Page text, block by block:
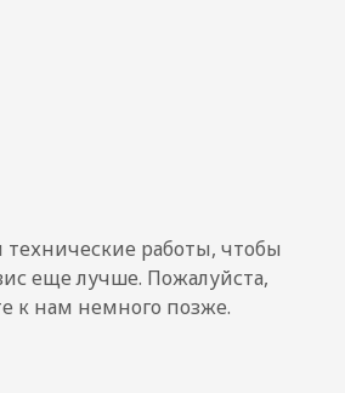
работы, чтобы
еще лучше. Пожалуйста,
к нам немного позже.